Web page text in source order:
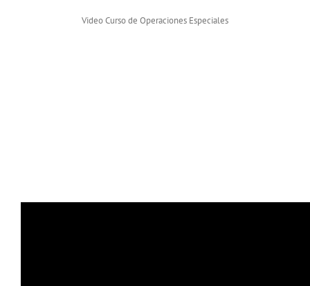
Video Curso de Operaciones Especiales